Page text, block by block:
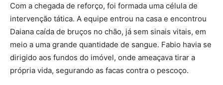
Com a chegada de reforço, foi formada uma célula de
intervenção tática. A equipe entrou na casa e encontrou
Daiana caída de bruços no chão, já sem sinais vitais, em
meio a uma grande quantidade de sangue. Fabio havia se
dirigido aos fundos do imóvel, onde ameaçava tirar a
própria vida, segurando as facas contra o pescoço.